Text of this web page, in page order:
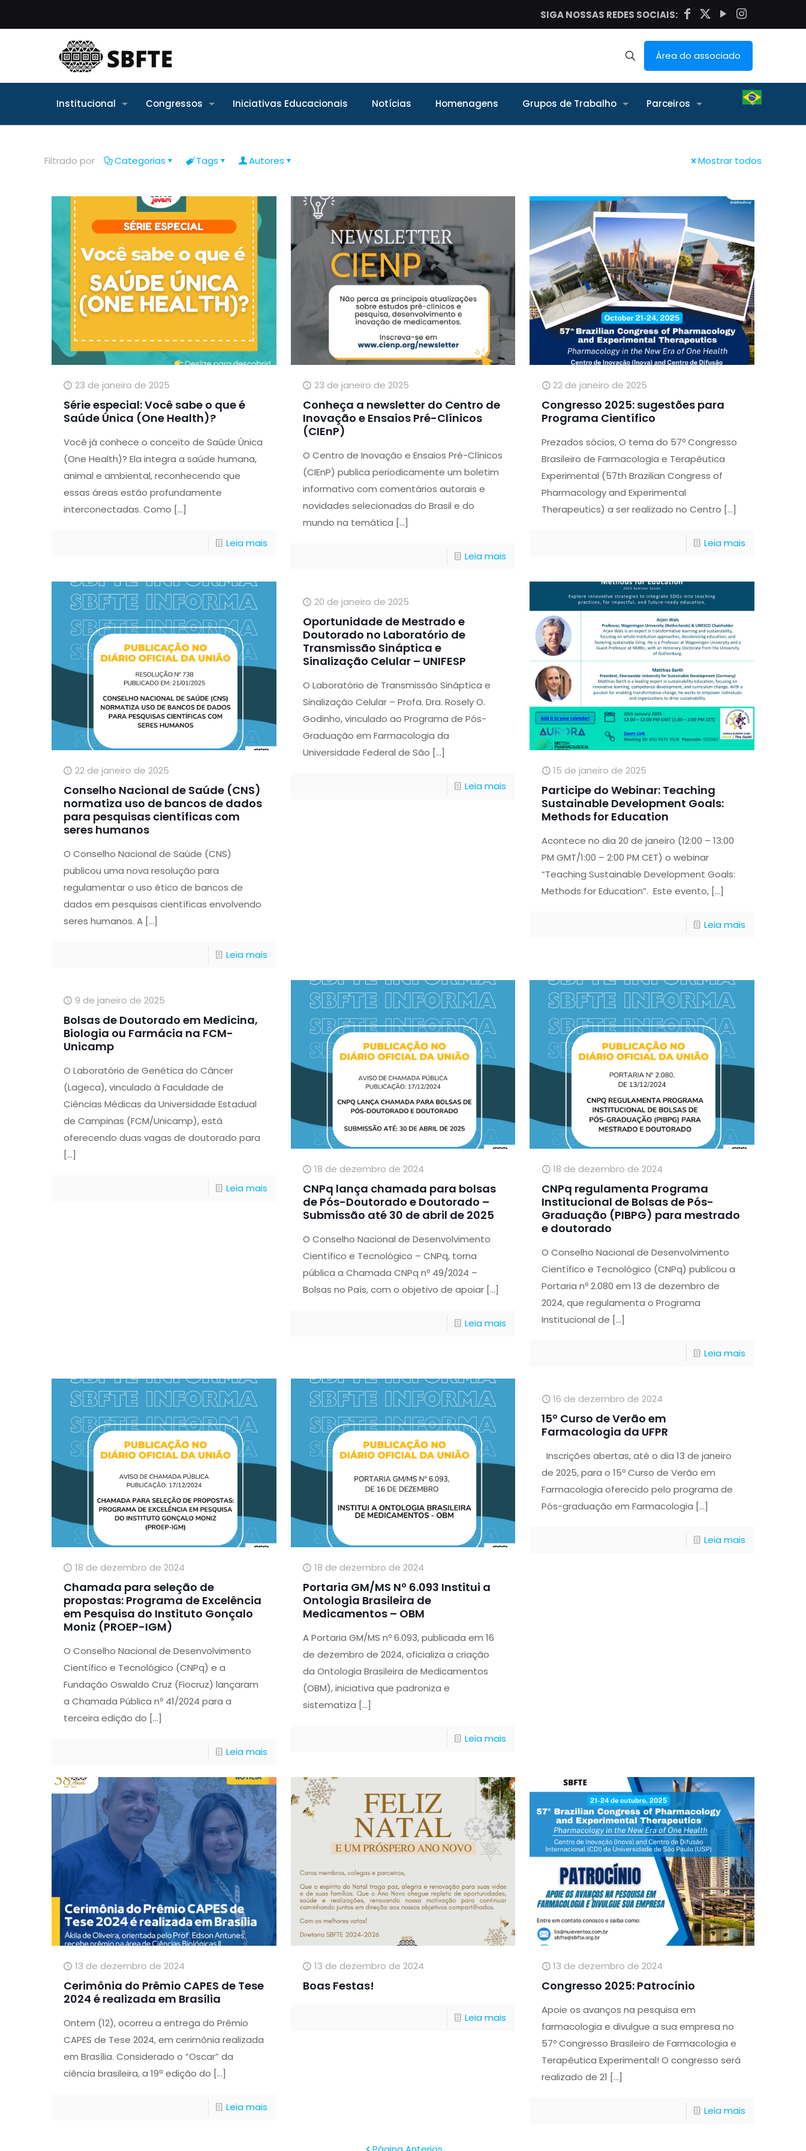
SIGA NOSSAS REDES SOCIAIS:
Área do associado
Institucional Congressos Iniciativas Educacionais Notícias Homenagens Grupos de Trabalho Parceiros
Filtrado por Categorias Tags Autores Mostrar todos
23 de janeiro de 2025
Série especial: Você sabe o que é
Saúde Única (One Health)?
Você já conhece o conceito de Saúde Única
(One Health)? Ela integra a saúde humana,
animal e ambiental, reconhecendo que
essas áreas estão profundamente
interconectadas. Como […]
Leia mais
23 de janeiro de 2025
Conheça a newsletter do Centro de
Inovação e Ensaios Pré-Clínicos
(CIEnP)
O Centro de Inovação e Ensaios Pré-Clínicos
(CIEnP) publica periodicamente um boletim
informativo com comentários autorais e
novidades selecionadas do Brasil e do
mundo na temática […]
Leia mais
22 de janeiro de 2025
Congresso 2025: sugestões para
Programa Científico
Prezados sócios, O tema do 57º Congresso
Brasileiro de Farmacologia e Terapêutica
Experimental (57th Brazilian Congress of
Pharmacology and Experimental
Therapeutics) a ser realizado no Centro […]
Leia mais
22 de janeiro de 2025
Conselho Nacional de Saúde (CNS)
normatiza uso de bancos de dados
para pesquisas científicas com
seres humanos
O Conselho Nacional de Saúde (CNS)
publicou uma nova resolução para
regulamentar o uso ético de bancos de
dados em pesquisas científicas envolvendo
seres humanos. A[…]
Leia mais
20 de janeiro de 2025
Oportunidade de Mestrado e
Doutorado no Laboratório de
Transmissão Sináptica e
Sinalização Celular – UNIFESP
O Laboratório de Transmissão Sináptica e
Sinalização Celular – Profa. Dra. Rosely O.
Godinho, vinculado ao Programa de Pós-
Graduação em Farmacologia da
Universidade Federal de São […]
Leia mais
15 de janeiro de 2025
Participe do Webinar: Teaching
Sustainable Development Goals:
Methods for Education
Acontece no dia 20 de janeiro (12:00 – 13:00
PM GMT/1:00 – 2:00 PM CET) o webinar
“Teaching Sustainable Development Goals:
Methods for Education”. Este evento, […]
Leia mais
9 de janeiro de 2025
Bolsas de Doutorado em Medicina,
Biologia ou Farmácia na FCM-
Unicamp
O Laboratório de Genética do Câncer
(Lageca), vinculado à Faculdade de
Ciências Médicas da Universidade Estadual
de Campinas (FCM/Unicamp), está
oferecendo duas vagas de doutorado para
[…]
Leia mais
18 de dezembro de 2024
CNPq lança chamada para bolsas
de Pós-Doutorado e Doutorado –
Submissão até 30 de abril de 2025
O Conselho Nacional de Desenvolvimento
Científico e Tecnológico – CNPq, torna
pública a Chamada CNPq nº 49/2024 –
Bolsas no País, com o objetivo de apoiar[…]
Leia mais
18 de dezembro de 2024
CNPq regulamenta Programa
Institucional de Bolsas de Pós-
Graduação (PIBPG) para mestrado
e doutorado
O Conselho Nacional de Desenvolvimento
Científico e Tecnológico (CNPq) publicou a
Portaria nº 2.080 em 13 de dezembro de
2024, que regulamenta o Programa
Institucional de […]
Leia mais
18 de dezembro de 2024
Chamada para seleção de
propostas: Programa de Excelência
em Pesquisa do Instituto Gonçalo
Moniz (PROEP-IGM)
O Conselho Nacional de Desenvolvimento
Científico e Tecnológico (CNPq) e a
Fundação Oswaldo Cruz (Fiocruz) lançaram
a Chamada Pública nº 41/2024 para a
terceira edição do […]
Leia mais
18 de dezembro de 2024
Portaria GM/MS Nº 6.093 Institui a
Ontologia Brasileira de
Medicamentos – OBM
A Portaria GM/MS nº 6.093, publicada em 16
de dezembro de 2024, oficializa a criação
da Ontologia Brasileira de Medicamentos
(OBM), iniciativa que padroniza e
sistematiza […]
Leia mais
16 de dezembro de 2024
15º Curso de Verão em
Farmacologia da UFPR
Inscrições abertas, até o dia 13 de janeiro
de 2025, para o 15º Curso de Verão em
Farmacologia oferecido pelo programa de
Pós-graduação em Farmacologia […]
Leia mais
13 de dezembro de 2024
Cerimônia do Prêmio CAPES de Tese
2024 é realizada em Brasília
Ontem (12), ocorreu a entrega do Prêmio
CAPES de Tese 2024, em cerimônia realizada
em Brasília. Considerado o “Oscar” da
ciência brasileira, a 19ª edição do […]
Leia mais
13 de dezembro de 2024
Boas Festas!
Leia mais
13 de dezembro de 2024
Congresso 2025: Patrocínio
Apoie os avanços na pesquisa em
farmacologia e divulgue a sua empresa no
57º Congresso Brasileiro de Farmacologia e
Terapêutica Experimental! O congresso será
realizado de 21 […]
Leia mais